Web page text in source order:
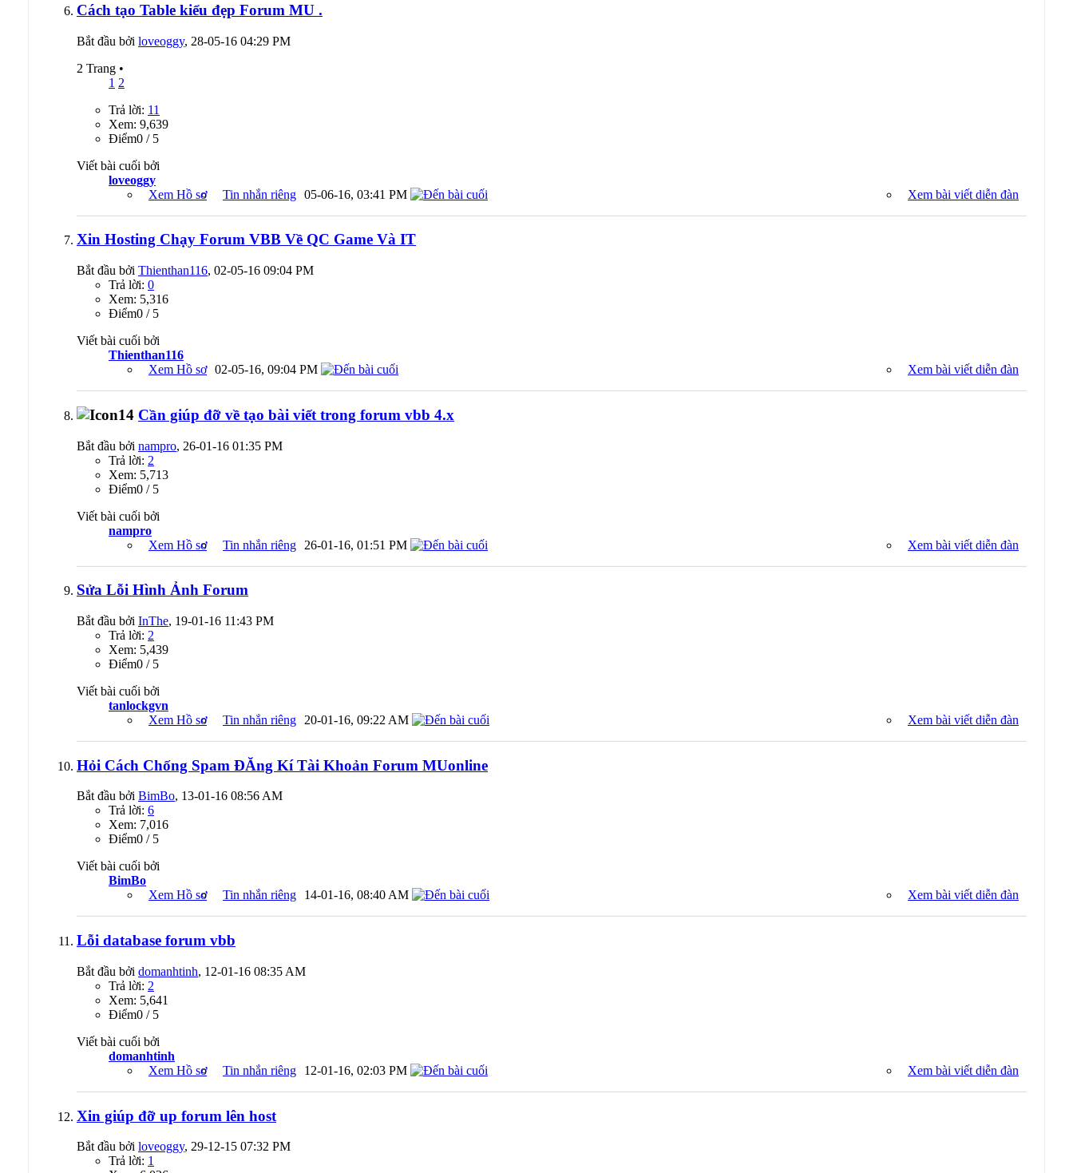
Cách tạo Table kiểu đẹp Forum MU .
Bắt đầu bởi loveoggy, 28-05-16 04:29 PM
2 Trang •
1 2
Trả lời: 11
Xem: 9,639
Ðiểm0 / 5
Viết bài cuối bởi
loveoggy
Xem Hồ sơ
Xem bài viết diễn đàn
Tin nhắn riêng 05-06-16, 03:41 PM
Xin Hosting Chạy Forum VBB Về QC Game Và IT
Bắt đầu bởi Thienthan116, 02-05-16 09:04 PM
Trả lời: 0
Xem: 5,316
Ðiểm0 / 5
Viết bài cuối bởi
Thienthan116
Xem Hồ sơ
Xem bài viết diễn đàn
02-05-16, 09:04 PM
Cần giúp đỡ về tạo bài viết trong forum vbb 4.x
Bắt đầu bởi nampro, 26-01-16 01:35 PM
Trả lời: 2
Xem: 5,713
Ðiểm0 / 5
Viết bài cuối bởi
nampro
Xem Hồ sơ
Xem bài viết diễn đàn
Tin nhắn riêng 26-01-16, 01:51 PM
Sửa Lỗi Hình Ảnh Forum
Bắt đầu bởi InThe, 19-01-16 11:43 PM
Trả lời: 2
Xem: 5,439
Ðiểm0 / 5
Viết bài cuối bởi
tanlockgvn
Xem Hồ sơ
Xem bài viết diễn đàn
Tin nhắn riêng 20-01-16, 09:22 AM
Hỏi Cách Chống Spam ĐĂng Kí Tài Khoản Forum MUonline
Bắt đầu bởi BimBo, 13-01-16 08:56 AM
Trả lời: 6
Xem: 7,016
Ðiểm0 / 5
Viết bài cuối bởi
BimBo
Xem Hồ sơ
Xem bài viết diễn đàn
Tin nhắn riêng 14-01-16, 08:40 AM
Lỗi database forum vbb
Bắt đầu bởi domanhtinh, 12-01-16 08:35 AM
Trả lời: 2
Xem: 5,641
Ðiểm0 / 5
Viết bài cuối bởi
domanhtinh
Xem Hồ sơ
Xem bài viết diễn đàn
Tin nhắn riêng 12-01-16, 02:03 PM
Xin giúp đỡ up forum lên host
Bắt đầu bởi loveoggy, 29-12-15 07:32 PM
Trả lời: 1